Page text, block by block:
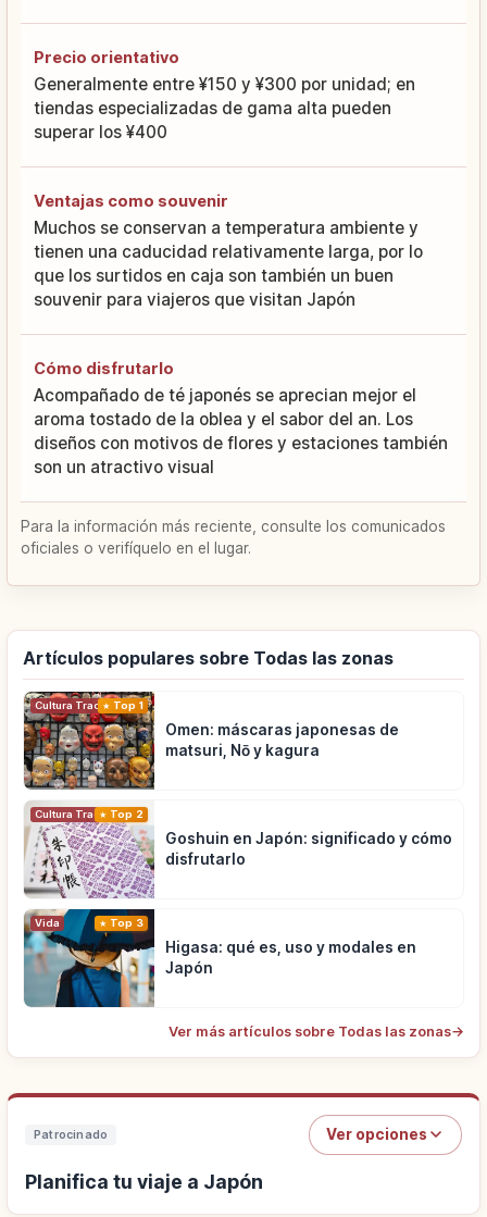
Precio orientativo
Generalmente entre ¥150 y ¥300 por unidad; en
tiendas especializadas de gama alta pueden
superar los ¥400
Ventajas como souvenir
Muchos se conservan a temperatura ambiente y
tienen una caducidad relativamente larga, por lo
que los surtidos en caja son también un buen
souvenir para viajeros que visitan Japón
Cómo disfrutarlo
Acompañado de té japonés se aprecian mejor el
aroma tostado de la oblea y el sabor del an. Los
diseños con motivos de flores y estaciones también
son un atractivo visual
Para la información más reciente, consulte los comunicados
oficiales o verifíquelo en el lugar.
Artículos populares sobre Todas las zonas
Cultura Tradicional
Top 1
Omen: máscaras japonesas de
matsuri, Nō y kagura
Cultura Tradicional
Top 2
Goshuin en Japón: significado y cómo
disfrutarlo
Vida Top 3
Higasa: qué es, uso y modales en
Japón
Ver más artículos sobre Todas las zonas→
Patrocinado Ver opciones
Planifica tu viaje a Japón